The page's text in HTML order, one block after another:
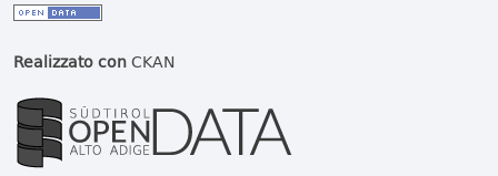
Realizzato conCKAN